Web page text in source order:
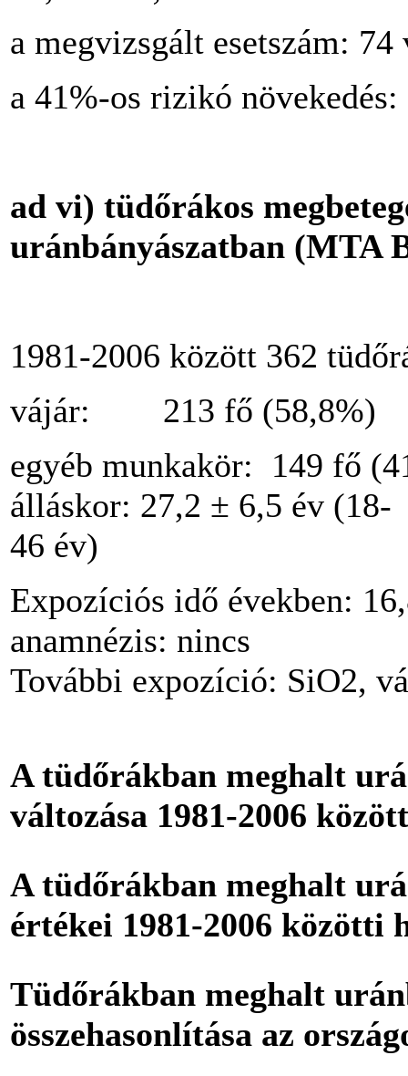
a megvizsgált esetszám: 74
a 41%-os rizikó
ad vi) tüdőrákos
uránbányászatban (MTA
1981-2006 között 362
vájár: 213 fő (58,8%)
egyéb munkakör: 149 fő
álláskor: 27,2 ± 6,5 év (18-
46 év)
Expozíciós idő években:
anamnézis: nincs
További expozíció: SiO2,
A tüdőrákban meghalt
változása 1981-2006 között
A tüdőrákban meghalt
értékei 1981-2006 közötti
Tüdőrákban meghalt
összehasonlítása az